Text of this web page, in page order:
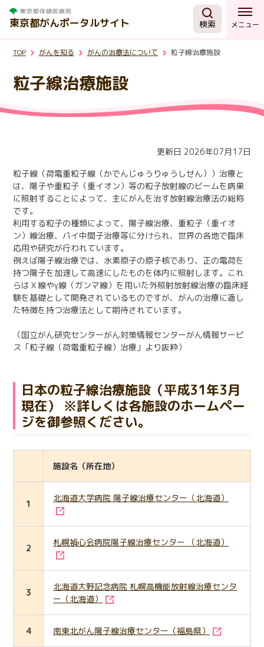
東京都がんポータルサイト 検索 メニュー
がんを知る
治療する
支援・助成制度
東京都の取組
医療従事者の方へ
日本語
English
한국어
简体中文
繁體中文
閉じる
TOP がんを知る がんの治療法について 粒子線治療施設
粒子線治療施設
更新日 2026年07月17日
粒子線（荷電重粒子線（かでんじゅうりゅうしせん））治療と
は、陽子や重粒子（重イオン）等の粒子放射線のビームを病巣
に照射することによって、主にがんを治す放射線治療法の総称
です。
利用する粒子の種類によって、陽子線治療、重粒子（重イオ
ン）線治療、パイ中間子治療等に分けられ、世界の各地で臨床
応用や研究が行われています。
例えば陽子線治療では、水素原子の原子核であり、正の電荷を
持つ陽子を加速して高速にしたものを体内に照射します。これ
らはＸ線やγ線（ガンマ線）を用いた外照射放射線治療の臨床経
験を基礎として開発されているものですが、がんの治療に適し
た特徴を持つ治療法として期待されています。
（国立がん研究センターがん対策情報センターがん情報サービ
ス「粒子線（荷電重粒子線）治療」より抜粋）
日本の粒子線治療施設（平成31年3月
現在） ※詳しくは各施設のホームペー
ジを御参照ください。
施設名（所在地）
1
北海道大学病院 陽子線治療センター（北海道）
2
札幌禎心会病院陽子線治療センター （北海道）
3
北海道大野記念病院 札幌高機能放射線治療センタ
ー（北海道）
4 南東北がん陽子線治療センター（福島県）